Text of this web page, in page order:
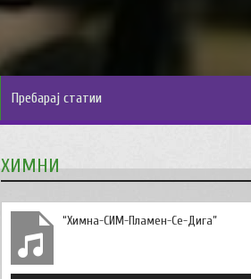
ХИМНИ
“Химна-СИМ-Пламен-Се-Дига”